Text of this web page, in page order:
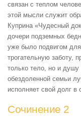
связан с теплом
этой мысли служит
Куприна «Чудесный
дочери подземных
уже было подвигом для
трогательную заботу,
только тело, но и душу
обездоленной семьи
исполняет свой долг в
Сочинение 2